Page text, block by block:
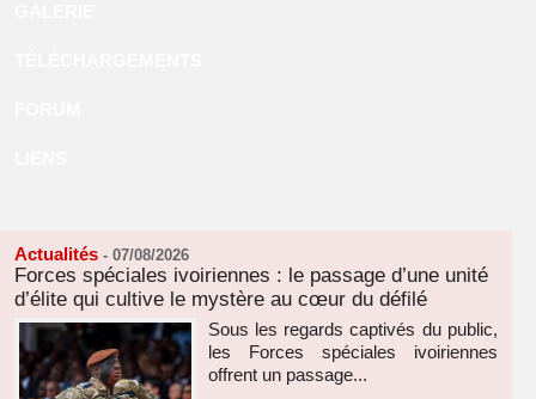
Actualités - 07/08/2026
Forces spéciales ivoiriennes : le passage d’une unité
d’élite qui cultive le mystère au cœur du défilé
Sous les regards captivés du public,
les Forces spéciales ivoiriennes
offrent un passage...